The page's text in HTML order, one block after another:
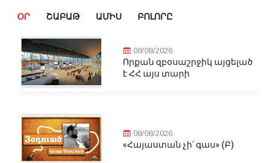
ՕՐ ՇԱԲԱԹ ԱՄԻՍ ԲՈԼՈՐԸ
08/08/2026
Որքան զբօսաշրջիկ այցելած
է ՀՀ այս տարի
08/08/2026
«Հայաստան չի՛ գաս» (Բ)